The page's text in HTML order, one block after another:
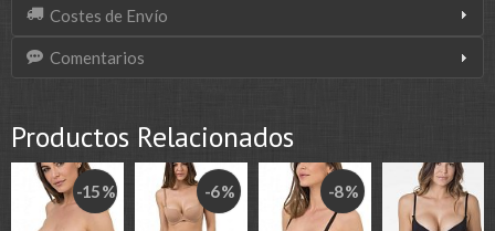
Costes de Envío
Comentarios
Productos Relacionados
-15 % -6 % -8 %